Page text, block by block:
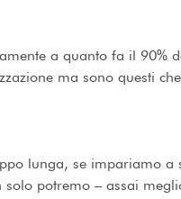
a quanto fa il 90%
ma sono questi
lunga, se impariamo a
potremo – assai